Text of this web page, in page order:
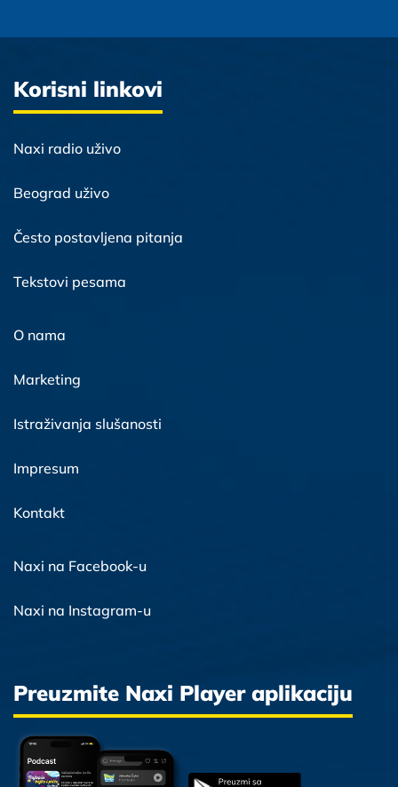
Korisni linkovi
Naxi radio uživo
Beograd uživo
Često postavljena pitanja
Tekstovi pesama
O nama
Marketing
Istraživanja slušanosti
Impresum
Kontakt
Naxi na Facebook-u
Naxi na Instagram-u
Preuzmite Naxi Player aplikaciju